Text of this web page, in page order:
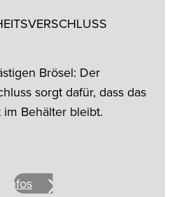
Brösel: Der
sorgt dafür, dass das
im Behälter bleibt.
Infos